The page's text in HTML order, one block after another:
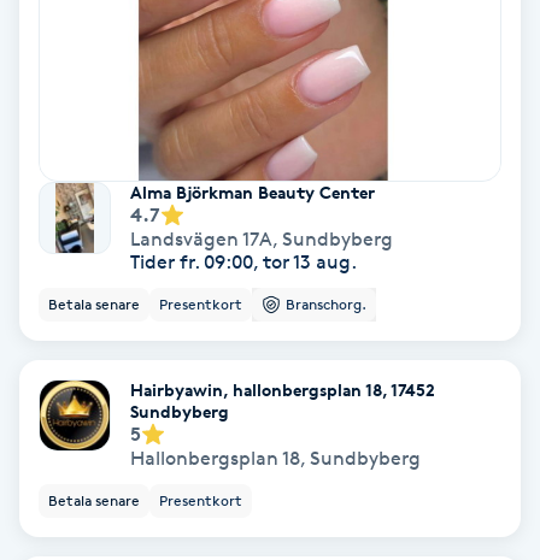
Makeup
Manikyr & Pedikyr
Massage
Medicinsk massage
Meditation
Alma Björkman Beauty Center
4.7
Landsvägen 17A, Sundbyberg
Tider fr. 09:00, tor 13 aug.
Betala senare Presentkort Branschorg.
Hairbyawin, hallonbergsplan 18, 17452
Sundbyberg
5
Hallonbergsplan 18, Sundbyberg
Betala senare Presentkort